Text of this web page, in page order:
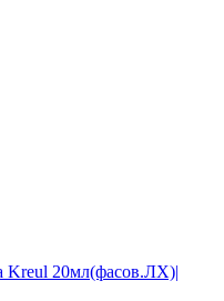
Kreul 20мл(фасов.ЛХ)|